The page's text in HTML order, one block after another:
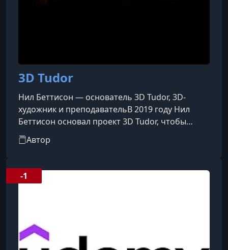
3D Tudor
Нил Беттисон — основатель 3D Tudor, 3D-
художник и преподавательВ 2019 году Нил
Беттисон основал проект 3D Tudor, чтобы
делиться своей страстью к 3D-моделированию.
Он — профессиональный художник по
artist) с более чем 9-летним опытом.Сегодня
Нил — один из самых успешных
стабильно п
Автор
-1